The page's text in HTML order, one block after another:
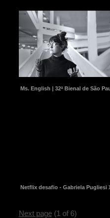
Ms. English | 32ª Bienal de São
Netflix desafio - Gabriela Pugliesi
Next page (1 of 6)